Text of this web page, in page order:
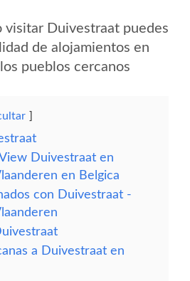
visitar Duivestraat puedes
de alojamientos en
pueblos cercanos
Duivestraat en
en Belgica
con Duivestraat -
a Duivestraat en